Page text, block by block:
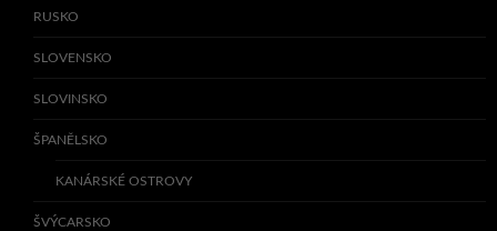
RUSKO
SLOVENSKO
SLOVINSKO
ŠPANĚLSKO
KANÁRSKÉ OSTROVY
ŠVÝCARSKO